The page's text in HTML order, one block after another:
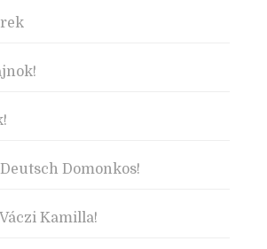
Domonkos!
Kamilla!